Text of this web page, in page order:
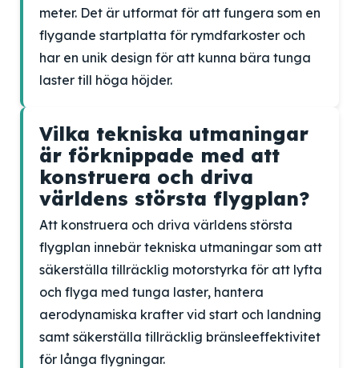
meter. Det är utformat för att fungera som en
flygande startplatta för rymdfarkoster och
har en unik design för att kunna bära tunga
laster till höga höjder.
Vilka tekniska utmaningar
är förknippade med att
konstruera och driva
världens största flygplan?
Att konstruera och driva världens största
flygplan innebär tekniska utmaningar som att
säkerställa tillräcklig motorstyrka för att lyfta
och flyga med tunga laster, hantera
aerodynamiska krafter vid start och landning
samt säkerställa tillräcklig bränsleeffektivitet
för långa flygningar.